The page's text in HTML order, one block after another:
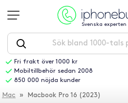
Svenska
Fri frakt över 1000 kr
Mobiltillbehör sedan 2008
850 000 nöjda kunder
Mac » Macbook Pro 16 (2023)